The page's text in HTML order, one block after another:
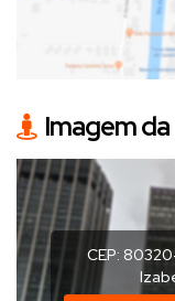
Imagem
CEP: